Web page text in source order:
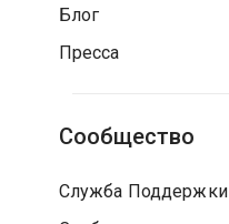
Блог
Пресса
Сообщество
Служба Поддержки